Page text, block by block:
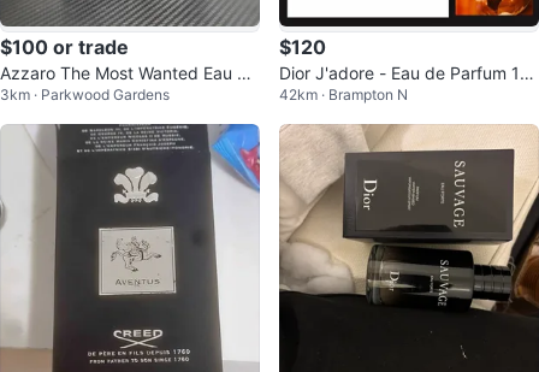
$100 or trade
Azzaro The Most Wanted Eau de
Parfum Intense 100ml
3km · Parkwood Gardens
$120
Dior J'adore - Eau de Parfum 10
0ml
42km · Brampton N